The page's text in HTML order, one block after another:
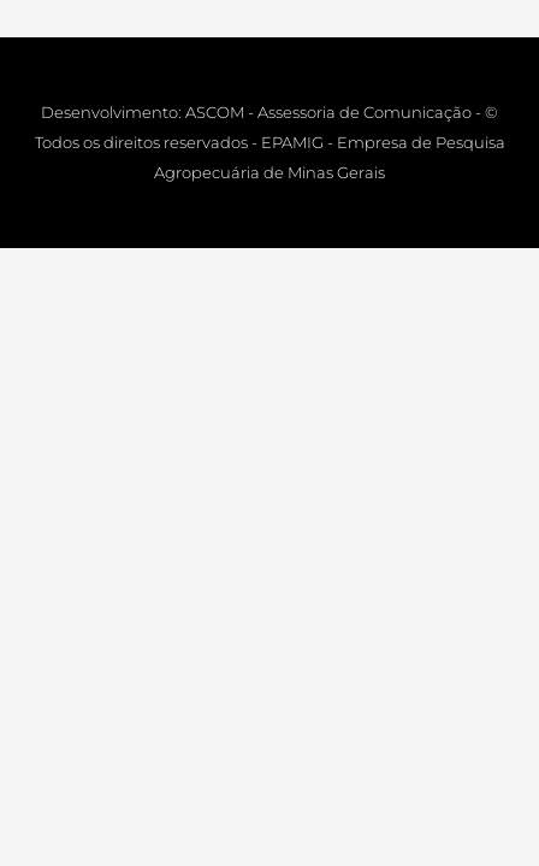
Desenvolvimento: ASCOM - Assessoria de Comunicação - ©
Todos os direitos reservados - EPAMIG - Empresa de Pesquisa
Agropecuária de Minas Gerais